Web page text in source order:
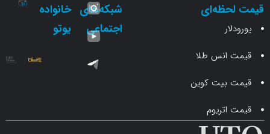
انس طلا
بیت کوین
شبکه‌های خانواده
یوتو